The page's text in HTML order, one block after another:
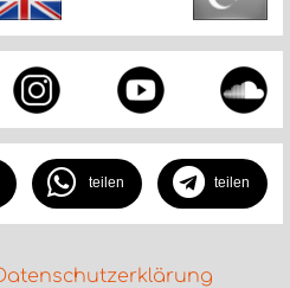
teilen teilen